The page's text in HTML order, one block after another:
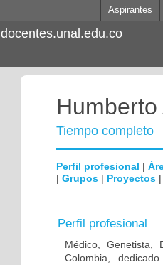
Aspirantes
docentes.unal.edu.co
Tiempo completo
Perfil profesional |
| Grupos | Proyectos
Perfil profesional
Médico, Genetista,
Colombia,